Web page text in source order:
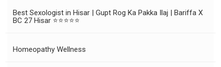
Best Sexologist in Hisar | Gupt Rog Ka Pakka Ilaj | Bariffa X
BC 27 Hisar ⭐⭐⭐⭐⭐
Homeopathy Wellness